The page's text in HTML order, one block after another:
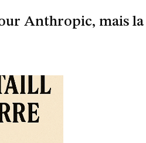
Anthropic, mais